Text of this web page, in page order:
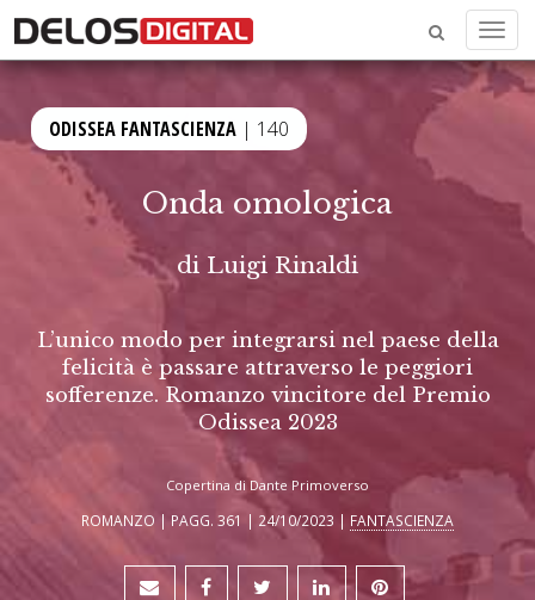
Menu
ODISSEA FANTASCIENZA | 140
Onda omologica
di Luigi Rinaldi
L’unico modo per integrarsi nel paese della
felicità è passare attraverso le peggiori
sofferenze. Romanzo vincitore del Premio
Odissea 2023
Copertina di Dante Primoverso
ROMANZO | PAGG. 361 | 24/10/2023 | FANTASCIENZA